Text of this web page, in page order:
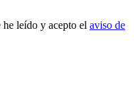
leído y acepto el aviso de